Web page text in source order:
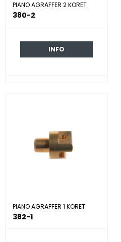
PIANO AGRAFFER 2 KORET
380-2
INFO
PIANO AGRAFFER 1 KORET
382-1